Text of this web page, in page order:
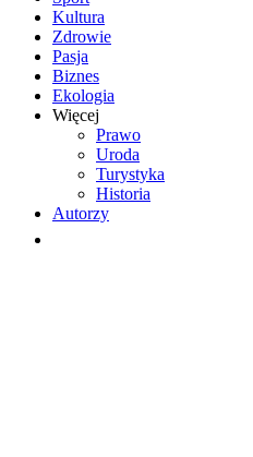
Kultura
Zdrowie
Pasja
Biznes
Ekologia
Więcej
Prawo
Uroda
Turystyka
Historia
Autorzy